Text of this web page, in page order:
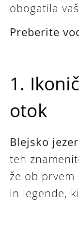
obogatila
Preberite
1.
otok
Blejsko
teh
že ob
in legende,